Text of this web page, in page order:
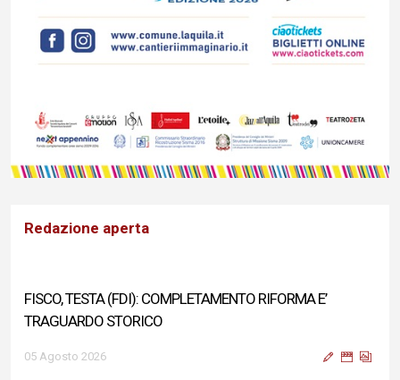
Redazione aperta
FISCO, TESTA (FDI): COMPLETAMENTO RIFORMA E’
TRAGUARDO STORICO
05 Agosto 2026